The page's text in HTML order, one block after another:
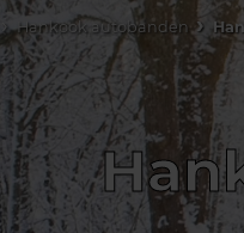
Hankook autobanden